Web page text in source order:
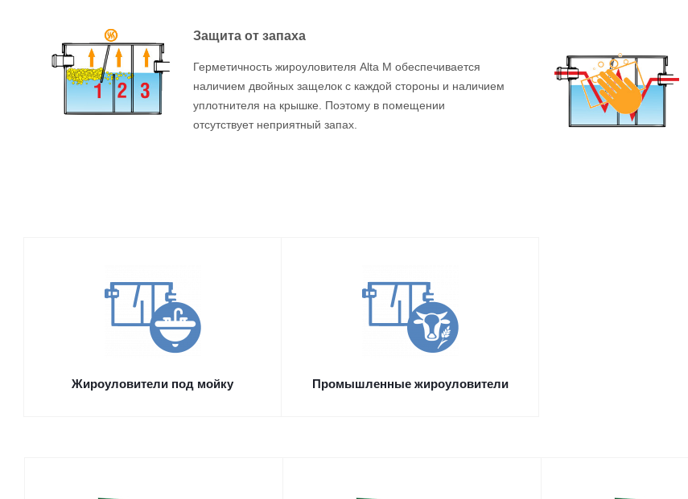
Защита от запаха
Герметичность жироуловителя Alta M обеспечивается
наличием двойных защелок с каждой стороны и наличием
уплотнителя на крышке. Поэтому в помещении
отсутствует неприятный запах.
Жироуловители под мойку Промышленные жироуловители